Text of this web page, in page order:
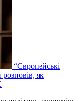
“Європейські
як